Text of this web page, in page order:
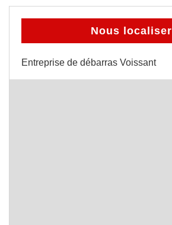
Nous localiser
Entreprise de débarras Voissant